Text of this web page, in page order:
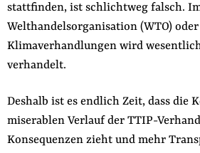
stattfinden, ist schlichtweg falsch.
Welthandelsorganisation (WTO)
Klimaverhandlungen wird
verhandelt.
Deshalb ist es endlich Zeit, dass die
miserablen Verlauf der TTIP-
Konsequenzen zieht und mehr